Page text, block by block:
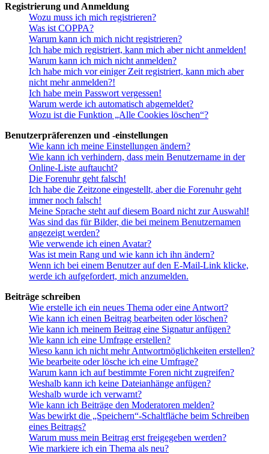
Registrierung und Anmeldung
Wozu muss ich mich registrieren?
Was ist COPPA?
Warum kann ich mich nicht registrieren?
Ich habe mich registriert, kann mich aber nicht anmelden!
Warum kann ich mich nicht anmelden?
Ich habe mich vor einiger Zeit registriert, kann mich aber
nicht mehr anmelden?!
Ich habe mein Passwort vergessen!
Warum werde ich automatisch abgemeldet?
Wozu ist die Funktion „Alle Cookies löschen“?
Benutzerpräferenzen und -einstellungen
Wie kann ich meine Einstellungen ändern?
Wie kann ich verhindern, dass mein Benutzername in der
Online-Liste auftaucht?
Die Forenuhr geht falsch!
Ich habe die Zeitzone eingestellt, aber die Forenuhr geht
immer noch falsch!
Meine Sprache steht auf diesem Board nicht zur Auswahl!
Was sind das für Bilder, die bei meinem Benutzernamen
angezeigt werden?
Wie verwende ich einen Avatar?
Was ist mein Rang und wie kann ich ihn ändern?
Wenn ich bei einem Benutzer auf den E-Mail-Link klicke,
werde ich aufgefordert, mich anzumelden.
Beiträge schreiben
Wie erstelle ich ein neues Thema oder eine Antwort?
Wie kann ich einen Beitrag bearbeiten oder löschen?
Wie kann ich meinem Beitrag eine Signatur anfügen?
Wie kann ich eine Umfrage erstellen?
Wieso kann ich nicht mehr Antwortmöglichkeiten erstellen?
Wie bearbeite oder lösche ich eine Umfrage?
Warum kann ich auf bestimmte Foren nicht zugreifen?
Weshalb kann ich keine Dateianhänge anfügen?
Weshalb wurde ich verwarnt?
Wie kann ich Beiträge den Moderatoren melden?
Was bewirkt die „Speichern“-Schaltfläche beim Schreiben
eines Beitrags?
Warum muss mein Beitrag erst freigegeben werden?
Wie markiere ich ein Thema als neu?